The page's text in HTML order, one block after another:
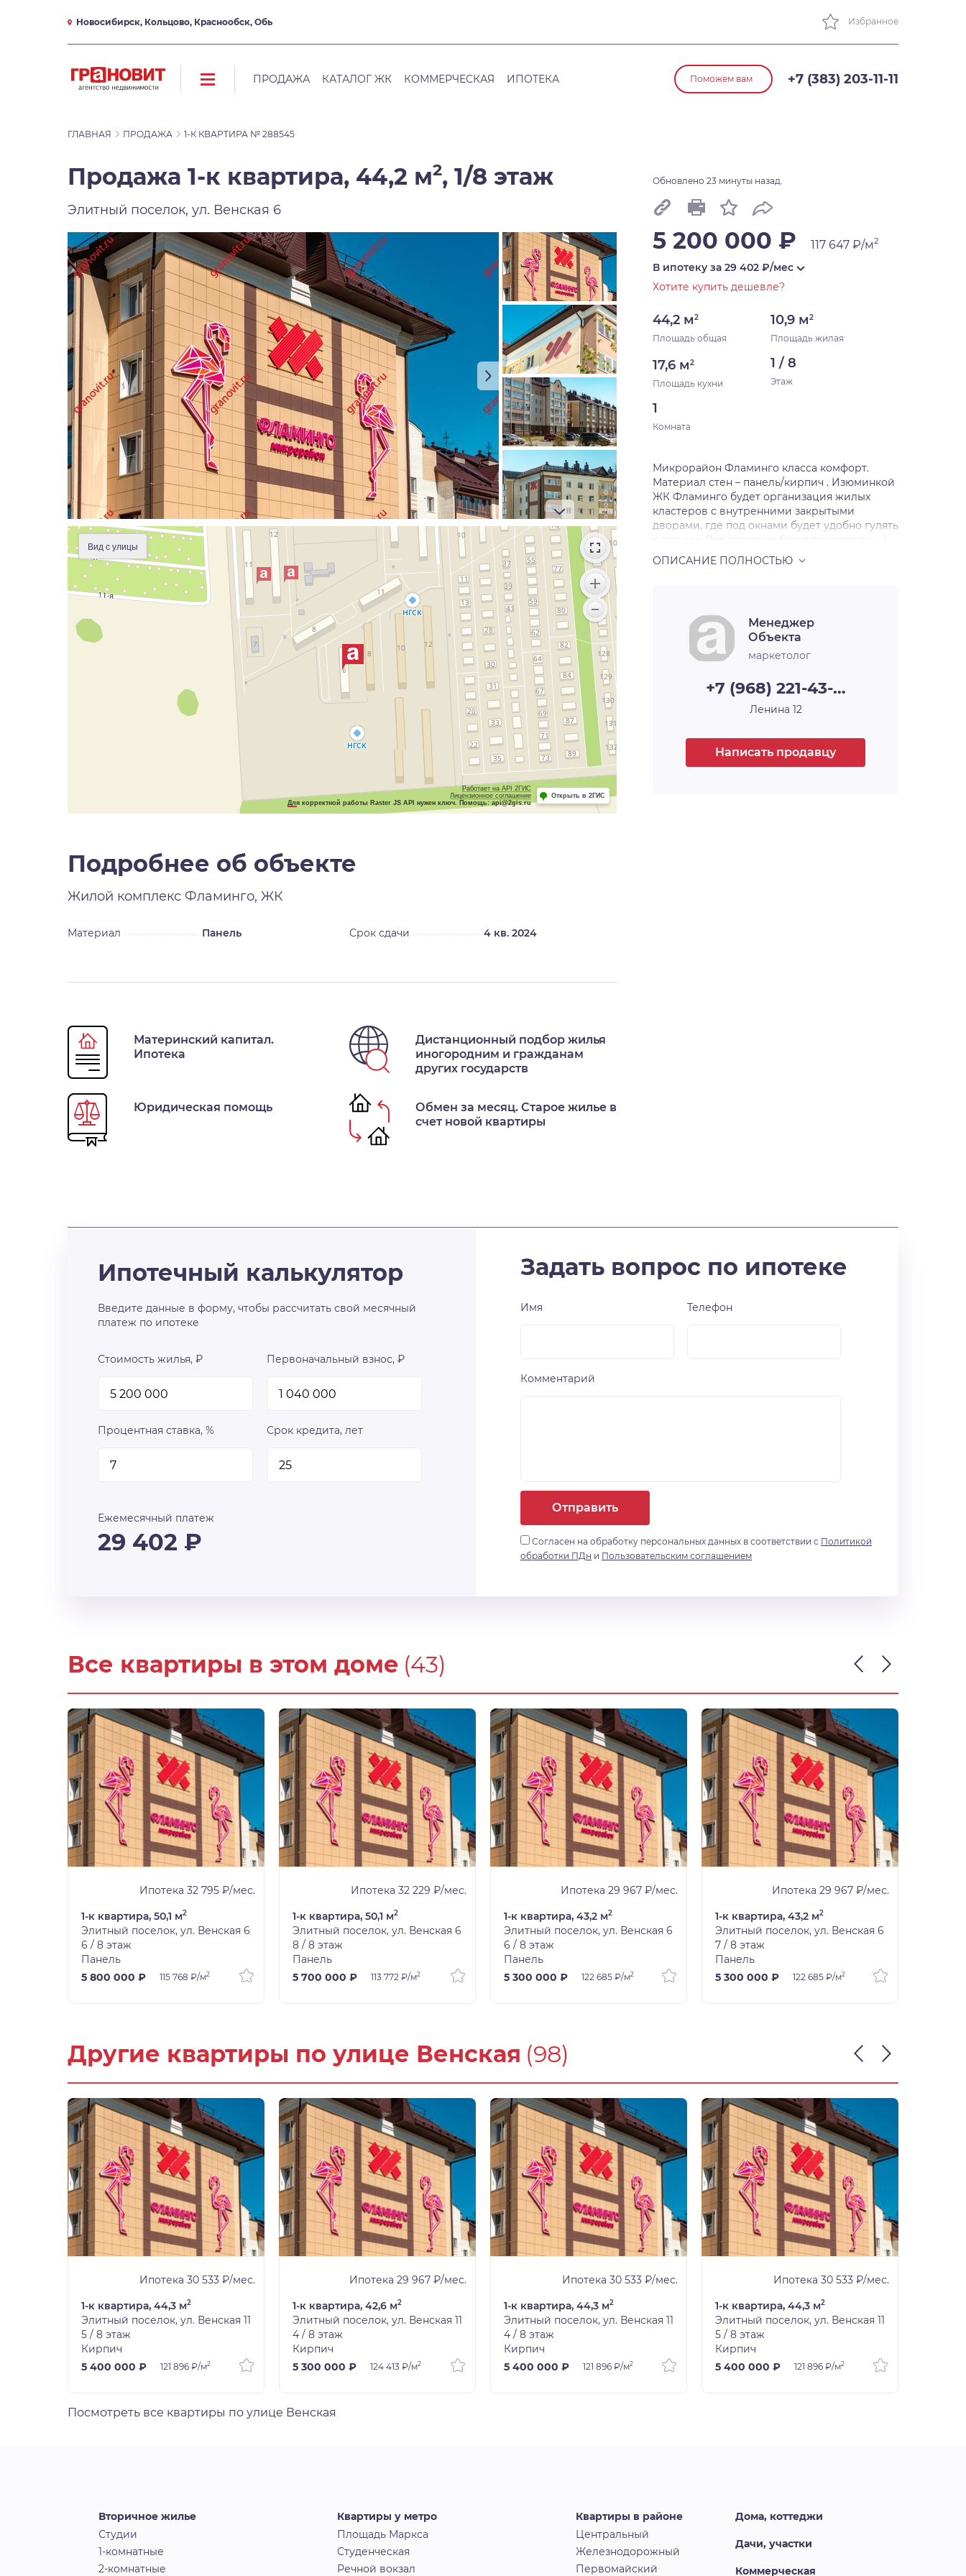
Новосибирск, Кольцово, Краснообск, Обь Избранное
ПРОДАЖА КАТАЛОГ ЖК КОММЕРЧЕСКАЯ ИПОТЕКА Поможем вам +7 (383) 203-11-11
ГЛАВНАЯ ПРОДАЖА 1-К КВАРТИРА № 288545
Продажа 1-к квартира, 44,2 м2, 1/8 этаж
Элитный поселок, ул. Венская 6
Вид с улицы
Работает на API 2ГИС
Лицензионное соглашение
Для корректной работы Raster JS API нужен ключ. Помощь: api@2gis.ru
Открыть в 2ГИС
Подробнее об объекте
Жилой комплекс Фламинго, ЖК
Материал Панель Срок сдачи 4 кв. 2024
Материнский капитал.
Ипотека
Дистанционный подбор жилья
иногородним и гражданам
других государств
Юридическая помощь
Обмен за месяц. Старое жилье в
счет новой квартиры
Обновлено 23 минуты назад.
5 200 000 ₽ 117 647 ₽/м2
В ипотеку за 29 402 ₽/мес
Хотите купить дешевле?
44,2 м2
Площадь общая
10,9 м2
Площадь жилая
17,6 м2
Площадь кухни
1 / 8
Этаж
1
Комната
Микрорайон Фламинго класса комфорт.
Материал стен – панель/кирпич . Изюминкой
ЖК Фламинго будет организация жилых
кластеров с внутренними закрытыми
дворами, где под окнами будет удобно гулять
с детьми. Для продажи будут предложены 1-
2-3- комнатные квартиры с комфортными
планировками. Отделка чистовая .
Менеджер
Объекта
маркетолог
+7 (968) 221-43-…
Ленина 12
Написать продавцу
Ипотечный калькулятор
Введите данные в форму, чтобы рассчитать свой месячный
платеж по ипотеке
Стоимость жилья, ₽ Первоначальный взнос, ₽
Процентная ставка, % Срок кредита, лет
Ежемесячный платеж
29 402 ₽
Задать вопрос по ипотеке
Имя Телефон
Комментарий
Отправить
Согласен на обработку персональных данных в соответствии с Политикой
обработки ПДн и Пользовательским соглашением
Все квартиры в этом доме (43)
Ипотека 32 795 ₽/мес.
1-к квартира, 50,1 м2
Элитный поселок, ул. Венская 6
6 / 8 этаж
Панель
5 800 000 ₽
115 768 ₽/м2
Ипотека 32 229 ₽/мес.
1-к квартира, 50,1 м2
Элитный поселок, ул. Венская 6
8 / 8 этаж
Панель
5 700 000 ₽
113 772 ₽/м2
Ипотека 29 967 ₽/мес.
1-к квартира, 43,2 м2
Элитный поселок, ул. Венская 6
6 / 8 этаж
Панель
5 300 000 ₽
122 685 ₽/м2
Ипотека 29 967 ₽/мес.
1-к квартира, 43,2 м2
Элитный поселок, ул. Венская 6
7 / 8 этаж
Панель
5 300 000 ₽
122 685 ₽/м2
Другие квартиры по улице Венская (98)
Ипотека 30 533 ₽/мес.
1-к квартира, 44,3 м2
Элитный поселок, ул. Венская 11
5 / 8 этаж
Кирпич
5 400 000 ₽
121 896 ₽/м2
Ипотека 29 967 ₽/мес.
1-к квартира, 42,6 м2
Элитный поселок, ул. Венская 11
4 / 8 этаж
Кирпич
5 300 000 ₽
124 413 ₽/м2
Ипотека 30 533 ₽/мес.
1-к квартира, 44,3 м2
Элитный поселок, ул. Венская 11
4 / 8 этаж
Кирпич
5 400 000 ₽
121 896 ₽/м2
Ипотека 30 533 ₽/мес.
1-к квартира, 44,3 м2
Элитный поселок, ул. Венская 11
5 / 8 этаж
Кирпич
5 400 000 ₽
121 896 ₽/м2
Посмотреть все квартиры по улице Венская
Вторичное жилье
Студии
1-комнатные
2-комнатные
Квартиры у метро
Площадь Маркса
Студенческая
Речной вокзал
Квартиры в районе
Центральный
Железнодорожный
Первомайский
Дома, коттеджи
Дачи, участки
Коммерческая